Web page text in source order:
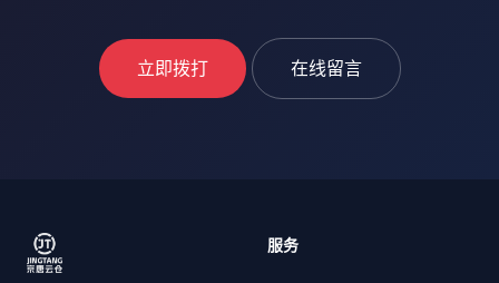
立即拨打 在线留言
服务